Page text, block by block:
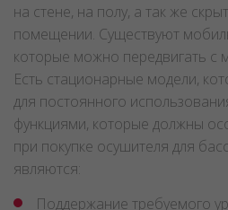
на стене, на полу, а так же
помещении. Существуют
которые можно передвигать с
Есть стационарные модели,
для постоянного
функциями, которые должны
при покупке осушителя для
являются:
Поддержание требуемого